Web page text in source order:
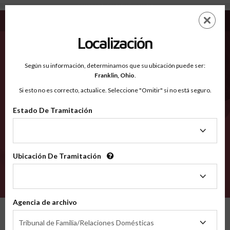
Coconino AZ - Condados Reconocidos
EN
Condados Reconocidos
2600
Localización
Según su información, determinamos que su ubicación puede ser:
Franklin, Ohio.
Si esto no es correcto, actualice. Seleccione "Omitir" si no está seguro.
Estado De Tramitación
Tramitación
Ubicación De Tramitación
Tramitación
Agencia de archivo
Tribunal de Familia/Relaciones Domésticas
de